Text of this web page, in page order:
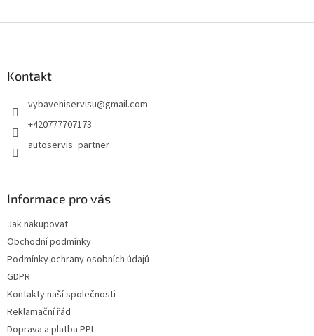
Kontakt
vybaveniservisu@gmail.com
+420777707173
autoservis_partner
Informace pro vás
Jak nakupovat
Obchodní podmínky
Podmínky ochrany osobních údajů
GDPR
Kontakty naší společnosti
Reklamační řád
Doprava a platba PPL